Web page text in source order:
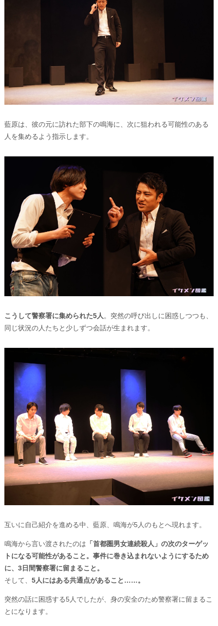
藍原は、彼の元に訪れた部下の鳴海に、次に狙われる可能性のある
人を集めるよう指示します。
こうして警察署に集められた5人。突然の呼び出しに困惑しつつも、
同じ状況の人たちと少しずつ会話が生まれます。
互いに自己紹介を進める中、藍原、鳴海が5人のもとへ現れます。
鳴海から言い渡されたのは 「首都圏男女連続殺人」の次のターゲッ
トになる可能性があること。事件に巻き込まれないようにするため
に、3日間警察署に留まること。
そして、 5人にはある共通点があること……。
突然の話に困惑する5人でしたが、身の安全のため警察署に留まるこ
とになります。